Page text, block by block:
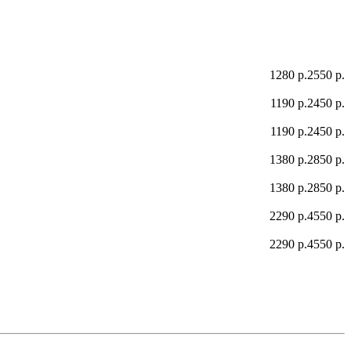
1280 р.2550 р.
1190 р.2450 р.
1190 р.2450 р.
1380 р.2850 р.
1380 р.2850 р.
2290 р.4550 р.
2290 р.4550 р.